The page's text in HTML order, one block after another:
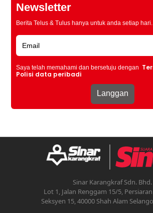
Newsletter
Berita Telus & Tulus hanya untuk anda setiap
Saya telah memahami dan bersetuju dengan
Polisi data peribadi
Sinar Karangkraf Sdn. Bhd.
Lot 1, Jalan Renggam 15/5,
Seksyen 15, 40000 Shah Alam